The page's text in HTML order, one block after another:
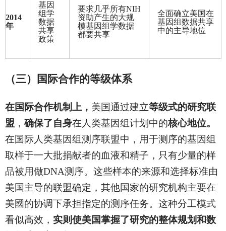
2014
年
基因
组学
数据
共享
政策
要求几乎所有NIH
资助产生的大规
模基因组学数据
都要共享
全面确立美国在
基因组数据共享
中的主导地位
（三）国际合作的等级体系
在国际合作机制上， 美国通过建立等级式的研究联
盟 ，确保了自身在人类基因组计划中的核心地位。
在国际人类基因组测序联盟中，用于测序的基因组
取样于一大批捐献者的血液和精子，只有少量的样
品被用做DNA测序。这些样本的来源和选择标准由
美国主导的联盟确定，其他国家的研究机构主要在
美國的协调下承担指定的测序任务。这种分工模式
看似高效， 实则使美国掌握了研究的整体规划和数